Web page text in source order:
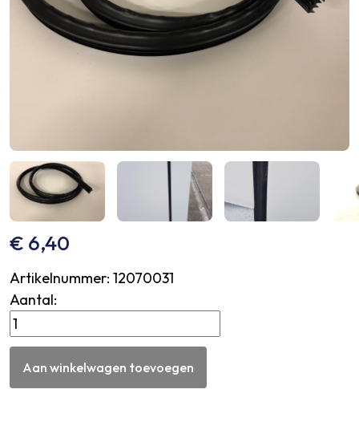
€ 6,40
Artikelnummer: 12070031
Aantal:
EPDM
voegprofiel
tbv
wand-
Aan winkelwagen toevoegen